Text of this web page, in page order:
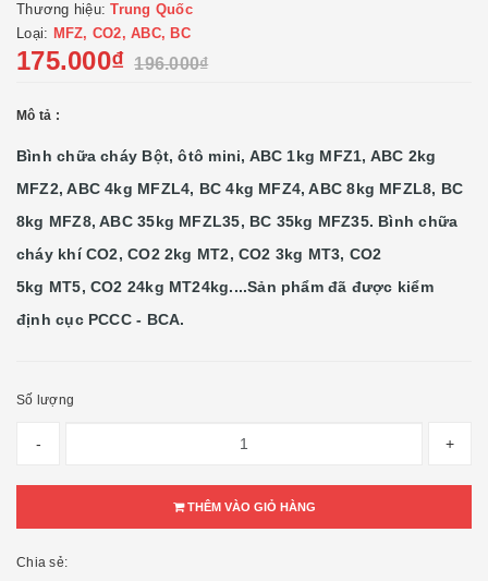
Thương hiệu:Trung Quốc
Loại: MFZ, CO2, ABC, BC
175.000₫ 196.000₫
Mô tả :
Bình chữa cháy Bột, ôtô mini, ABC 1kg MFZ1, ABC 2kg
MFZ2, ABC 4kg MFZL4, BC 4kg MFZ4, ABC 8kg MFZL8, BC
8kg MFZ8, ABC 35kg MFZL35, BC 35kg MFZ35. Bình chữa
cháy khí CO2, CO2 2kg MT2, CO2 3kg MT3, CO2
5kg MT5, CO2 24kg MT24kg....Sản phẩm đã được kiểm
định cục PCCC - BCA.
Số lượng
- +
THÊM VÀO GIỎ HÀNG
Chia sẻ: